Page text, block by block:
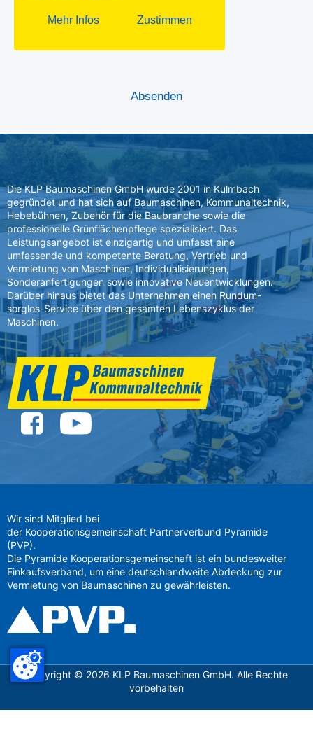
Die KLP Baumaschinen GmbH wurde 2001 in Kulmbach
gegründet und hat sich auf Baumaschinen, Kommunaltechnik,
Hebebühnen, Zubehör für die Baubranche sowie die
professionelle Grünflächenpflege spezialisiert. Das
Leistungsangebot ist einzigartig und umfasst eine
umfassende und kompetente Beratung, Vertrieb und
Vermietung von Maschinen, Individualisierungen,
Sonderanfertigungen sowie innovative Neuentwicklungen.
Darüber hinaus bietet das Unternehmen einen Rundum-
sorglos-Service über den gesamten Lebenszyklus der
Maschinen.
Wir sind Mitglied bei
der Kooperationsgemeinschaft Partnerverbund Pyramide
(PVP).
Die Pyramide Kooperationsgemeinschaft ist ein bundesweiter
Einkaufsverband, um eine deutschlandweite Abdeckung zur
Vermietung von Baumaschinen zu gewährleisten.
Copyright © 2026 KLP Baumaschinen GmbH. Alle Rechte
vorbehalten